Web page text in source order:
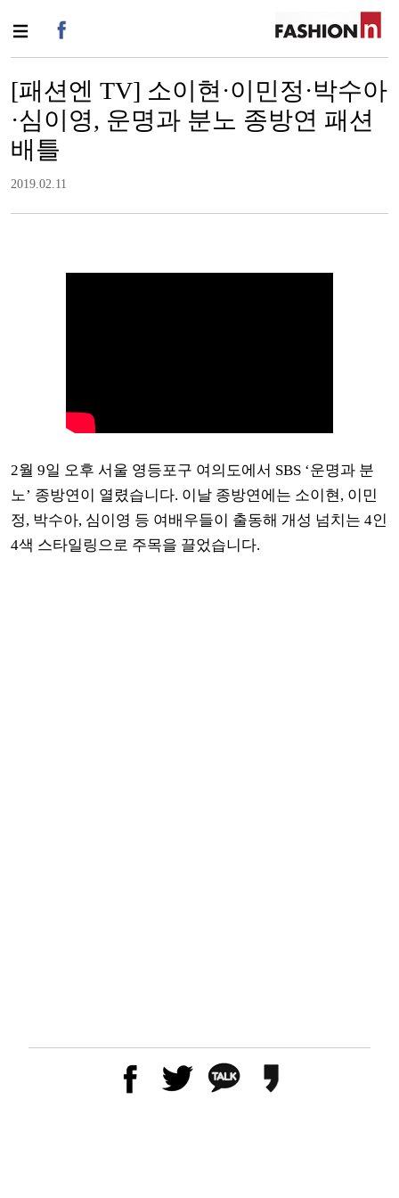
[패션엔 TV] 소이현·이민정·박수아
·심이영, 운명과 분노 종방연 패션
배틀
2019.02.11
2월 9일 오후 서울 영등포구 여의도에서 SBS ‘운명과 분
노’ 종방연이 열렸습니다. 이날 종방연에는 소이현, 이민
정, 박수아, 심이영 등 여배우들이 출동해 개성 넘치는 4인
4색 스타일링으로 주목을 끌었습니다.